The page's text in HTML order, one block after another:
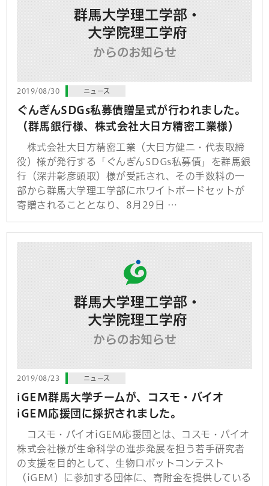
2019/08/30 ニュース
ぐんぎんSDGs私募債贈呈式が行われました。
（群馬銀行様、株式会社大日方精密工業様）
株式会社大日方精密工業（大日方健二・代表取締
役）様が発行する「ぐんぎんSDGs私募債」を群馬銀
行（深井彰彦頭取）様が受託され、その手数料の一
部から群馬大学理工学部にホワイトボードセットが
寄贈されることとなり、8月29日 …
2019/08/23 ニュース
iGEM群馬大学チームが、コスモ・バイオ
iGEM応援団に採択されました。
コスモ・バイオiGEM応援団とは、コスモ・バイオ
株式会社様が生命科学の進歩発展を担う若手研究者
の支援を目的として、生物ロボットコンテスト
（iGEM）に参加する団体に、寄附金を提供している